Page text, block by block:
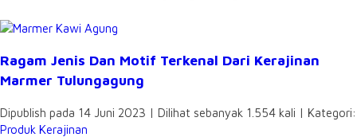
Ragam Jenis Dan Motif Terkenal Dari Kerajinan
Marmer Tulungagung
Dipublish pada 14 Juni 2023 | Dilihat sebanyak 1.554 kali | Kategori:
Produk Kerajinan